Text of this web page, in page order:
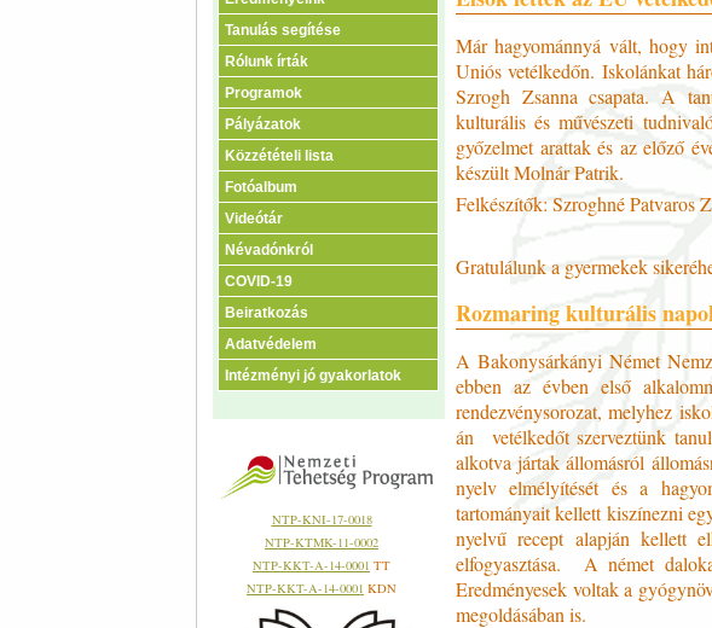
Tanulás segítése
Rólunk írták
Programok
Pályázatok
Közzétételi lista
Fotóalbum
Videótár
Névadónkról
COVID-19
Beiratkozás
Adatvédelem
Intézményi jó gyakorlatok
NTP-KNI-17-0018
NTP-KTMK-11-0002
NTP-KKT-A-14-0001 TT
NTP-KKT-A-14-0001 KDN
Már hagyománnyá vált, hogy
Uniós vetélkedőn. Iskolánkat
Szrogh Zsanna csapata. A
kulturális és művészeti
győzelmet arattak és az előző
készült Molnár Patrik.
Felkészítők: Szroghné Patvaros
Gratulálunk a gyermekek
Rozmaring kulturális
A Bakonysárkányi Német
ebben az évben első
rendezvénysorozat, melyhez
án vetélkedőt szerveztünk
alkotva jártak állomásról
nyelv elmélyítését és a
tartományait kellett kiszínezni
nyelvű recept alapján kellett
elfogyasztása. A német
Eredményesek voltak a
megoldásában is.